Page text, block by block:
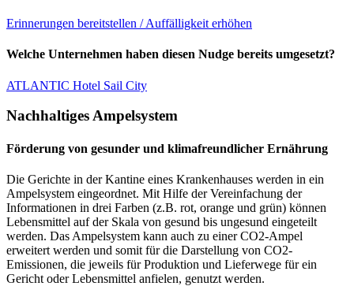
Erinnerungen bereitstellen / Auffälligkeit erhöhen
Welche Unternehmen haben diesen Nudge bereits umgesetzt?
ATLANTIC Hotel Sail City
Nachhaltiges Ampelsystem
Förderung von gesunder und klimafreundlicher Ernährung
Die Gerichte in der Kantine eines Krankenhauses werden in ein
Ampelsystem eingeordnet. Mit Hilfe der Vereinfachung der
Informationen in drei Farben (z.B. rot, orange und grün) können
Lebensmittel auf der Skala von gesund bis ungesund eingeteilt
werden. Das Ampelsystem kann auch zu einer CO2-Ampel
erweitert werden und somit für die Darstellung von CO2-
Emissionen, die jeweils für Produktion und Lieferwege für ein
Gericht oder Lebensmittel anfielen, genutzt werden.